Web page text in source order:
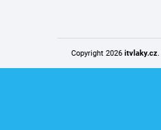
Copyright 2026 itvlaky.cz